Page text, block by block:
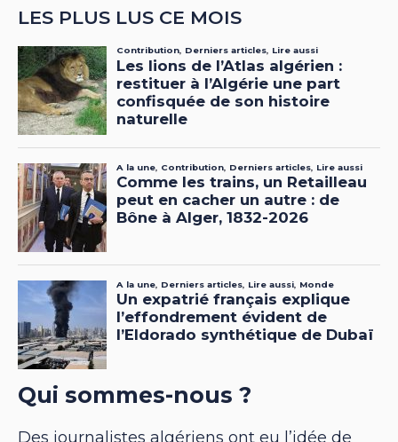
LES PLUS LUS CE MOIS
Qui sommes-nous ?
Des journalistes algériens ont eu l’idée de